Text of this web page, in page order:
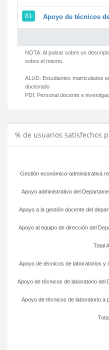
81 Apoyo de técnicos
NOTA: Al pulsar sobre un
sobre el mismo.
ALUD: Estudiantes matriculados
doctorado
PDI: Personal docente e
% de usuarios satisfechos
Apoyo de técnicos de laboratorio a
Apoyo de técnicos de laboratorio del
Apoyo de técnicos de laboratorios y
Total
Apoyo al equipo de dirección del
Apoyo a la gestión docente del
Apoyo administrativo del
Gestión económico-administrativa